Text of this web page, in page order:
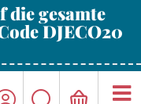
die gesamte
DJECO20